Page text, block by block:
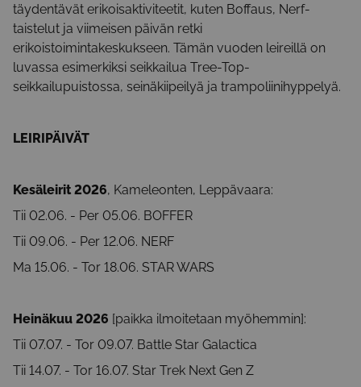
täydentävät erikoisaktiviteetit, kuten Boffaus, Nerf-
taistelut ja viimeisen päivän retki
erikoistoimintakeskukseen. Tämän vuoden leireillä on
luvassa esimerkiksi seikkailua Tree-Top-
seikkailupuistossa, seinäkiipeilyä ja trampoliinihyppelyä.
LEIRIPÄIVÄT
Kesäleirit 2026, Kameleonten, Leppävaara:
Tii 02.06. - Per 05.06. BOFFER
Tii 09.06. - Per 12.06. NERF
Ma 15.06. - Tor 18.06. STAR WARS
Heinäkuu 2026 [paikka ilmoitetaan myöhemmin]:
Tii 07.07. - Tor 09.07. Battle Star Galactica
Tii 14.07. - Tor 16.07. Star Trek Next Gen Z